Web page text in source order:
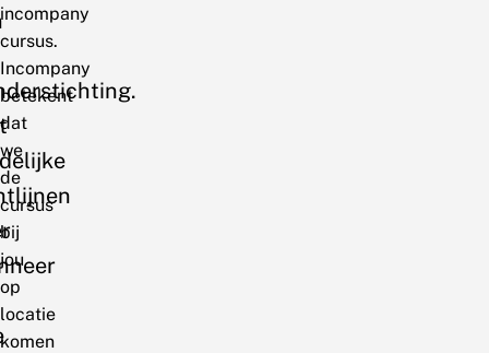
incompany
cursus.
Incompany
betekent
dat
we
de
cursus
bij
jou
op
locatie
komen